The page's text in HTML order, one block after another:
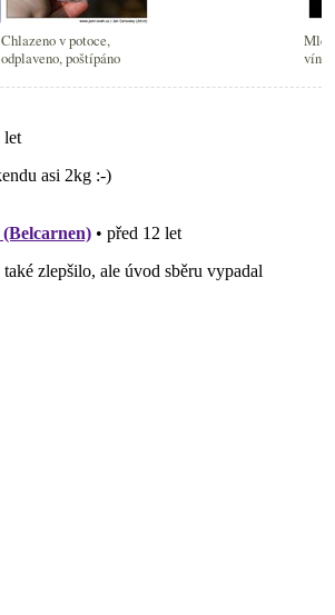
Chlazeno v potoce,
odplaveno, poštípáno
vína